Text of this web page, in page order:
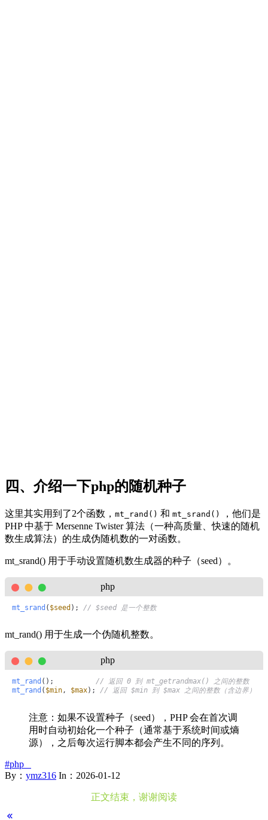
四、介绍一下php的随机种子
这里其实用到了2个函数， mt_rand() 和 mt_srand()
，他们是
PHP 中基于 Mersenne Twister 算法（一种高质量、快速的随机
数生成算法）的生成伪随机数的一对函数。
mt_srand() 用于手动设置随机数生成器的种子（seed）。
php
mt_srand ( $seed ); // $seed 是一个整数
mt_rand() 用于生成一个伪随机整数。
php
mt_rand (); // 返回 0 到 mt_getrandmax() 之间的整数
mt_rand ( $min, $max); // 返回 $min 到 $max 之间的整数（含边界）
注意：如果不设置种子（seed），PHP 会在首次调
用时自动初始化一个种子（通常基于系统时间或熵
源），之后每次运行脚本都会产生不同的序列。
#php
By： ymz316 In： 2026-01-12